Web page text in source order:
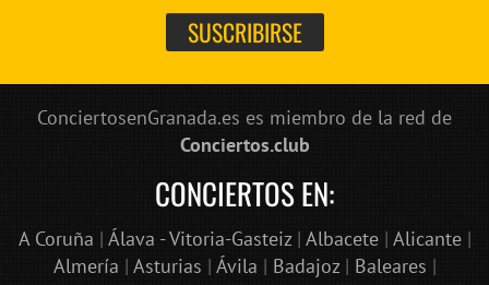
ConciertosenGranada.es es miembro de la red de
Conciertos.club
CONCIERTOS EN:
A Coruña | Álava - Vitoria-Gasteiz| Albacete| Alicante|
Almería | Asturias | Ávila | Badajoz| Baleares |